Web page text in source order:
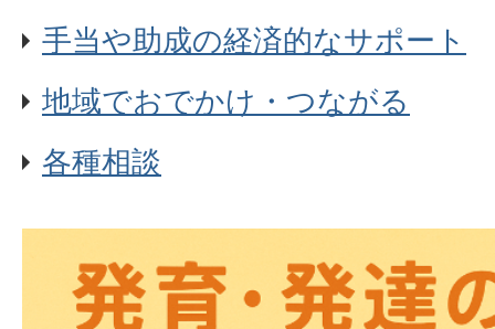
手当や助成の経済的なサポート
地域でおでかけ・つながる
各種相談